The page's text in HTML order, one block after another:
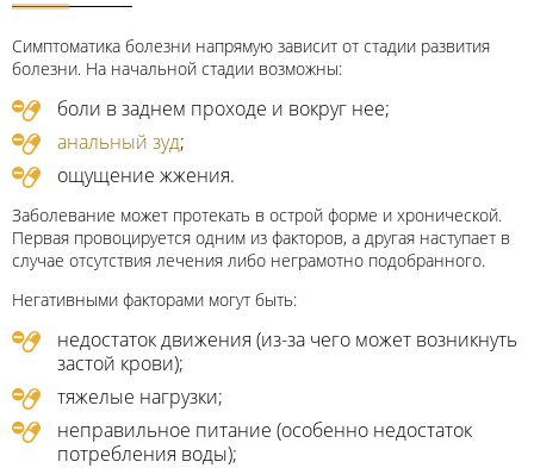
Симптоматика болезни напрямую зависит от стадии развития
болезни. На начальной стадии возможны:
боли в заднем проходе и вокруг нее;
анальный зуд;
ощущение жжения.
Заболевание может протекать в острой форме и хронической.
Первая провоцируется одним из факторов, а другая наступает в
случае отсутствия лечения либо неграмотно подобранного.
Негативными факторами могут быть:
недостаток движения (из-за чего может возникнуть
застой крови);
тяжелые нагрузки;
неправильное питание (особенно недостаток
потребления воды);